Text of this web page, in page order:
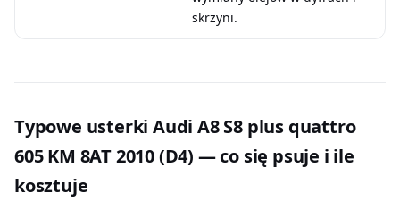
skrzyni.
Typowe usterki Audi A8 S8 plus quattro
605 KM 8AT 2010 (D4) — co się psuje i ile
kosztuje